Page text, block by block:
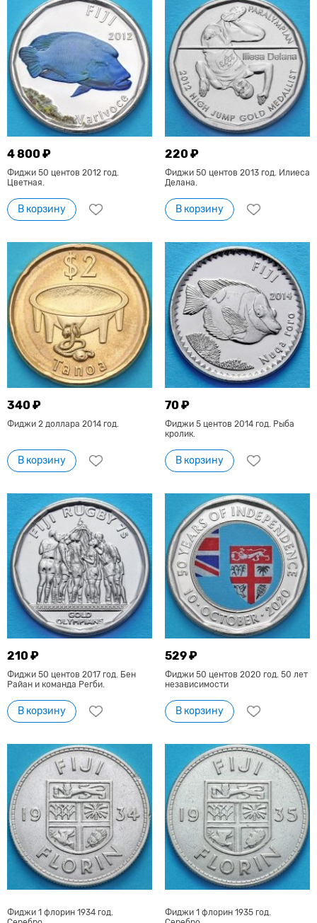
4 800 ₽
Фиджи 50 центов 2012 год.
Цветная.
В корзину
220 ₽
Фиджи 50 центов 2013 год. Илиеса
Делана.
В корзину
340 ₽
Фиджи 2 доллара 2014 год.
В корзину
70 ₽
Фиджи 5 центов 2014 год. Рыба
кролик.
В корзину
210 ₽
Фиджи 50 центов 2017 год. Бен
Райан и команда Регби.
В корзину
529 ₽
Фиджи 50 центов 2020 год. 50 лет
независимости
В корзину
Фиджи 1 флорин 1934 год.
Фиджи 1 флорин 1935 год.